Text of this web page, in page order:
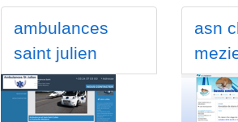
ambulances
saint julien
asn